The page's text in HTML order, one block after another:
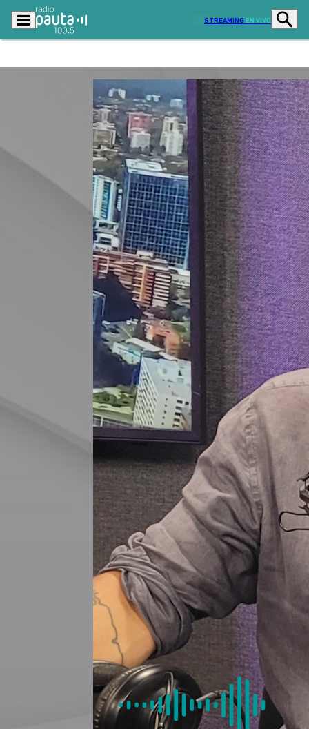
STREAMING EN VIVO
Programas
Actualidad
Economía
Radio en vivo Sostenibilidad
Tendencias Deportes
Entretención y Cultura Opinión
Dato en Pauta Señal 2
Contenido Patrocinado